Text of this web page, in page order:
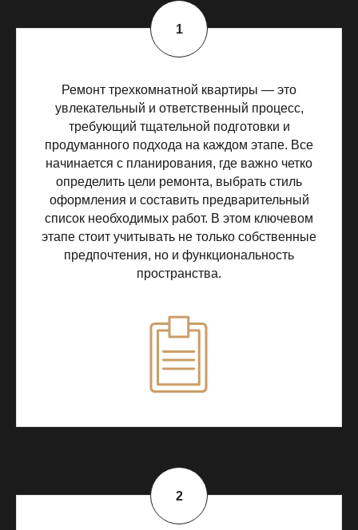
Ремонт трехкомнатной квартиры — это
увлекательный и ответственный процесс,
требующий тщательной подготовки и
продуманного подхода на каждом этапе. Все
начинается с планирования, где важно четко
определить цели ремонта, выбрать стиль
оформления и составить предварительный
список необходимых работ. В этом ключевом
этапе стоит учитывать не только собственные
предпочтения, но и функциональность
пространства.